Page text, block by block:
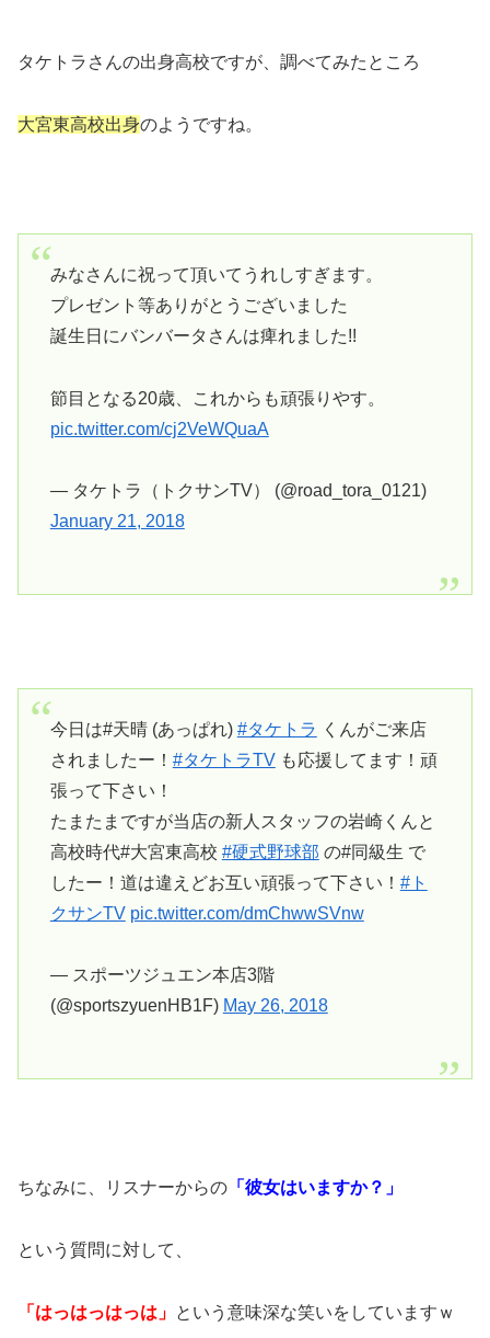
タケトラさんの出身高校ですが、調べてみたところ
大宮東高校出身のようですね。
みなさんに祝って頂いてうれしすぎます。
プレゼント等ありがとうございました
誕生日にバンバータさんは痺れました!!
節目となる20歳、これからも頑張りやす。
pic.twitter.com/cj2VeWQuaA
— タケトラ（トクサンTV） (@road_tora_0121)
January 21, 2018
今日は#天晴 (あっぱれ) #タケトラ くんがご来店
されましたー！ #タケトラTVも応援してます！頑
張って下さい！
たまたまですが当店の新人スタッフの岩崎くんと
高校時代#大宮東高校 #硬式野球部 の#同級生 で
したー！道は違えどお互い頑張って下さい！ #ト
クサンTV pic.twitter.com/dmChwwSVnw
— スポーツジュエン本店3階
(@sportszyuenHB1F) May 26, 2018
ちなみに、リスナーからの 「彼女はいますか？」
という質問に対して、
「はっはっはっは」 という意味深な笑いをしていますｗ